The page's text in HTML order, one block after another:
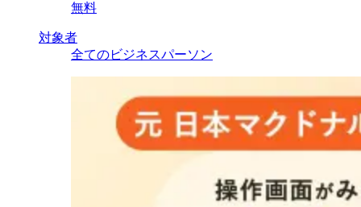
無料
対象者
全てのビジネスパーソン